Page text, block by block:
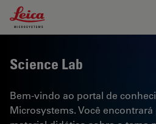
Leica Microsystems Logo
Science Lab
Bem-vindo ao portal de
Microsystems. Você